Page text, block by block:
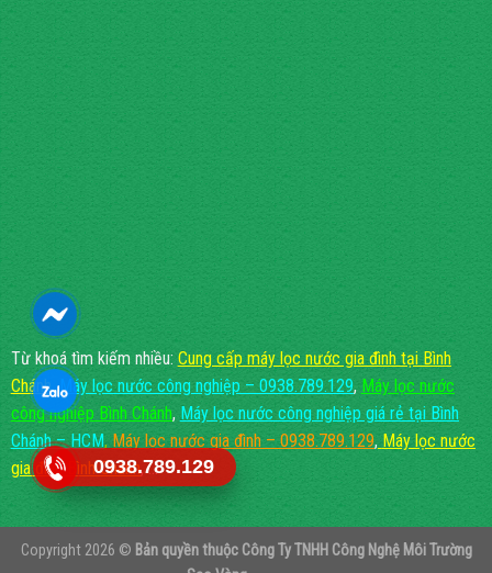
Từ khoá tìm kiếm nhiều: Cung cấp máy lọc nước gia đình tại Bình
Chánh,Máy lọc nước công nghiệp – 0938.789.129, Máy lọc nước
công nghiệp Bình Chánh, Máy lọc nước công nghiệp giá rẻ tại Bình
Chánh – HCM, Máy lọc nước gia đình – 0938.789.129, Máy lọc nước
gia đình Bình Chánh, ...
Copyright 2026 © Bản quyền thuộc Công Ty TNHH Công Nghệ Môi Trường
0938.789.129